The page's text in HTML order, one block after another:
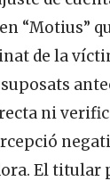
“Motius”
de la
ni
El titular